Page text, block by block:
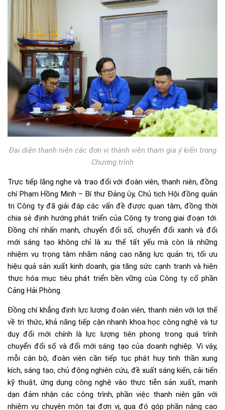
Đại diện thanh niên các đơn vị thành viên tham gia ý kiến trong
Chương trình
Trực tiếp lắng nghe và trao đổi với đoàn viên, thanh niên, đồng
chí Phạm Hồng Minh – Bí thư Đảng ủy, Chủ tịch Hội đồng quản
trị Công ty đã giải đáp các vấn đề được quan tâm, đồng thời
chia sẻ định hướng phát triển của Công ty trong giai đoạn tới.
Đồng chí nhấn mạnh, chuyển đổi số, chuyển đổi xanh và đổi
mới sáng tạo không chỉ là xu thế tất yếu mà còn là những
nhiệm vụ trọng tâm nhằm nâng cao năng lực quản trị, tối ưu
hiệu quả sản xuất kinh doanh, gia tăng sức cạnh tranh và hiện
thực hóa mục tiêu phát triển bền vững của Công ty cổ phần
Cảng Hải Phòng.
Đồng chí khẳng định lực lượng đoàn viên, thanh niên với lợi thế
về tri thức, khả năng tiếp cận nhanh khoa học công nghệ và tư
duy đổi mới chính là lực lượng tiên phong trong quá trình
chuyển đổi số và đổi mới sáng tạo của doanh nghiệp. Vì vậy,
mỗi cán bộ, đoàn viên cần tiếp tục phát huy tinh thần xung
kích, sáng tạo, chủ động nghiên cứu, đề xuất sáng kiến, cải tiến
kỹ thuật, ứng dụng công nghệ vào thực tiễn sản xuất, mạnh
dạn đảm nhận các công trình, phần việc thanh niên gắn với
nhiệm vụ chuyên môn tại đơn vị, qua đó góp phần nâng cao